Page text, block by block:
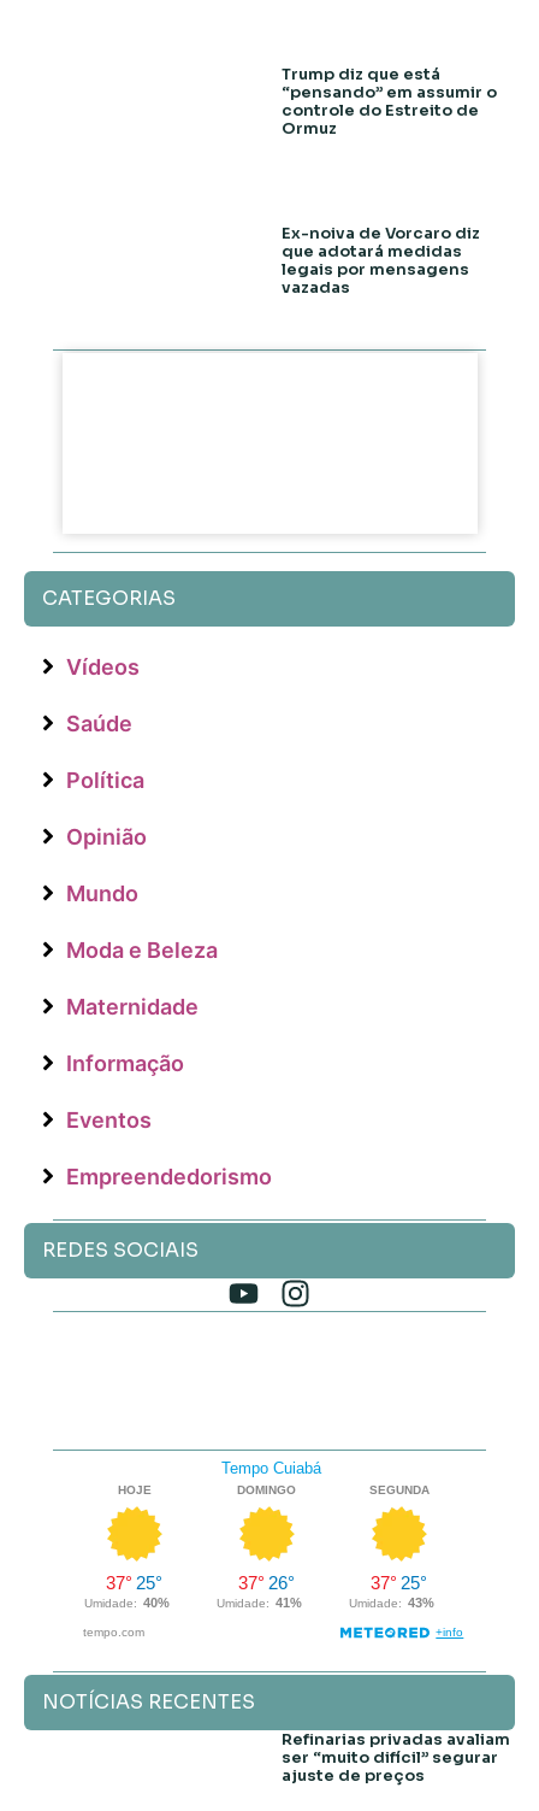
Trump diz que está
“pensando” em assumir o
controle do Estreito de
Ormuz
Ex-noiva de Vorcaro diz
que adotará medidas
legais por mensagens
vazadas
CATEGORIAS
Vídeos
Saúde
Política
Opinião
Mundo
Moda e Beleza
Maternidade
Informação
Eventos
Empreendedorismo
REDES SOCIAIS
NOTÍCIAS RECENTES
Refinarias privadas avaliam
ser “muito difícil” segurar
ajuste de preços